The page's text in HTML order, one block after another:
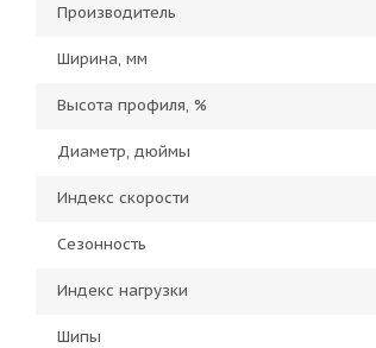
Производитель
Ширина, мм
Высота профиля, %
Диаметр, дюймы
Индекс скорости
Сезонность
Индекс нагрузки
Шипы